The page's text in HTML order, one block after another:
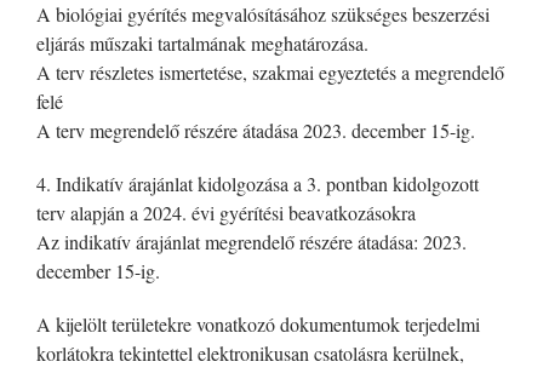
A biológiai gyérítés megvalósításához szükséges beszerzési
eljárás műszaki tartalmának meghatározása.
A terv részletes ismertetése, szakmai egyeztetés a megrendelő
felé
A terv megrendelő részére átadása 2023. december 15-ig.
4. Indikatív árajánlat kidolgozása a 3. pontban kidolgozott
terv alapján a 2024. évi gyérítési beavatkozásokra
Az indikatív árajánlat megrendelő részére átadása: 2023.
december 15-ig.
A kijelölt területekre vonatkozó dokumentumok terjedelmi
korlátokra tekintettel elektronikusan csatolásra kerülnek,